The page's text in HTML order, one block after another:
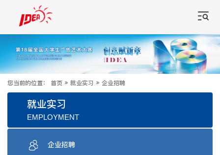
您当前的位置： 首页 » 就业实习 » 企业招聘
就业实习
EMPLOYMENT
企业招聘